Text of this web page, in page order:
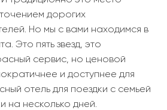
дорогих
Но мы с вами находимся в
Это пять звезд, это
сервис, но ценовой
и доступнее для
отель для поездки с семьей
на несколько дней.